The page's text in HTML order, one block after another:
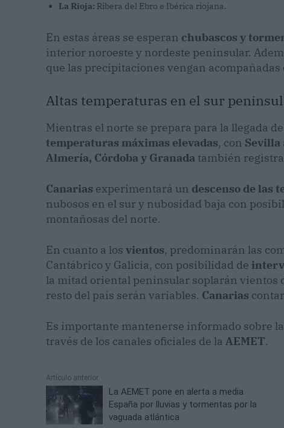
La Rioja: Ribera del Ebro e Ibérica riojana.
En estas áreas se esperan chubascos y
interior noroeste y nordeste peninsular.
que las precipitaciones vengan acompañadas
Altas temperaturas en el sur
Mientras el norte se prepara para la llegada
temperaturas máximas elevadas, con Sevilla
Almería, Córdoba y Granada también
Canarias experimentará un descenso de las
nubosos en el sur y nubosidad baja con
montañosas del norte.
En cuanto a los vientos, predominarán las
Cantábrico y Galicia, con posibilidad de
la mitad oriental peninsular soplarán vientos
resto del país serán variables. Canarias
Es importante mantenerse informado sobre
través de los canales oficiales de la AEMET.
Artículo anterior
La AEMET pone en alerta a media
España por lluvias y tormentas por la
vaguada atlántica